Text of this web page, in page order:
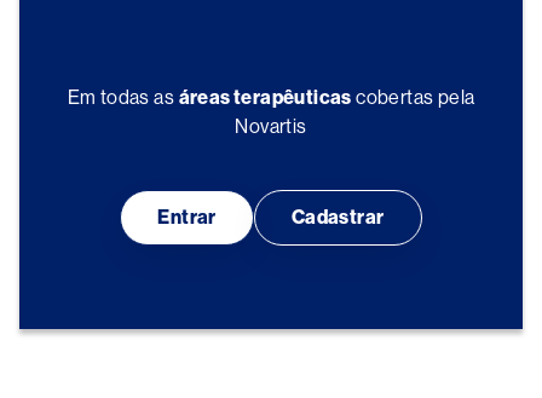
Em todas as áreas terapêuticas cobertas pela
Novartis
Entrar Cadastrar